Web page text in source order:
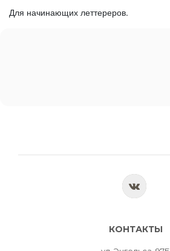
Для начинающих леттереров.
КОНТАКТЫ